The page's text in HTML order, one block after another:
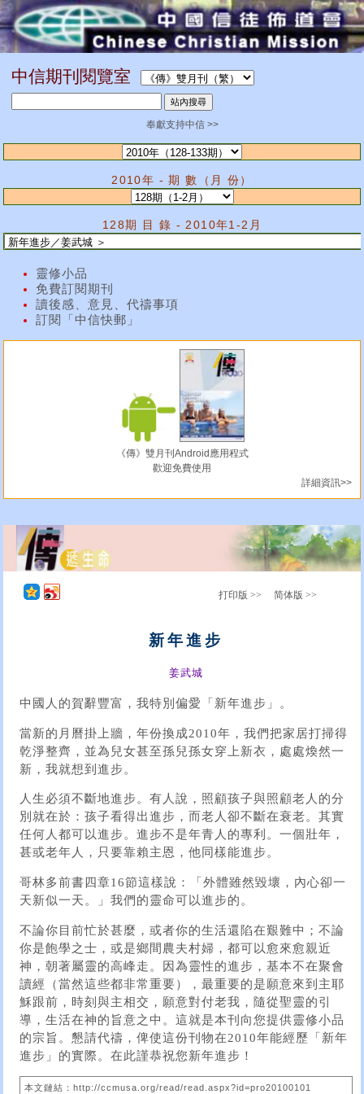
中信期刊閱覽室
奉獻支持中信 >>
2010年 - 期 數（月 份）
128期 目 錄 - 2010年1-2月
靈修小品
免費訂閱期刊
讀後感、意見、代禱事項
訂閱「中信快郵」
《傳》雙月刊Android應用程式
歡迎免費使用
詳細資訊>>
打印版 >> 简体版 >>
新年進步
姜武城
中國人的賀辭豐富，我特別偏愛「新年進步」。
當新的月曆掛上牆，年份換成2010年，我們把家居打掃得
乾淨整齊，並為兒女甚至孫兒孫女穿上新衣，處處煥然一
新，我就想到進步。
人生必須不斷地進步。有人說，照顧孩子與照顧老人的分
別就在於：孩子看得出進步，而老人卻不斷在衰老。其實
任何人都可以進步。進步不是年青人的專利。一個壯年，
甚或老年人，只要靠賴主恩，他同樣能進步。
哥林多前書四章16節這樣說：「外體雖然毀壞，內心卻一
天新似一天。」我們的靈命可以進步的。
不論你目前忙於甚麼，或者你的生活還陷在艱難中；不論
你是飽學之士，或是鄉間農夫村婦，都可以愈來愈親近
神，朝著屬靈的高峰走。因為靈性的進步，基本不在聚會
讀經（當然這些都非常重要），最重要的是願意來到主耶
穌跟前，時刻與主相交，願意對付老我，隨從聖靈的引
導，生活在神的旨意之中。這就是本刊向您提供靈修小品
的宗旨。懇請代禱，俾使這份刊物在2010年能經歷「新年
進步」的實際。在此謹恭祝您新年進步！
本文鏈結：http://ccmusa.org/read/read.aspx?id=pro20100101